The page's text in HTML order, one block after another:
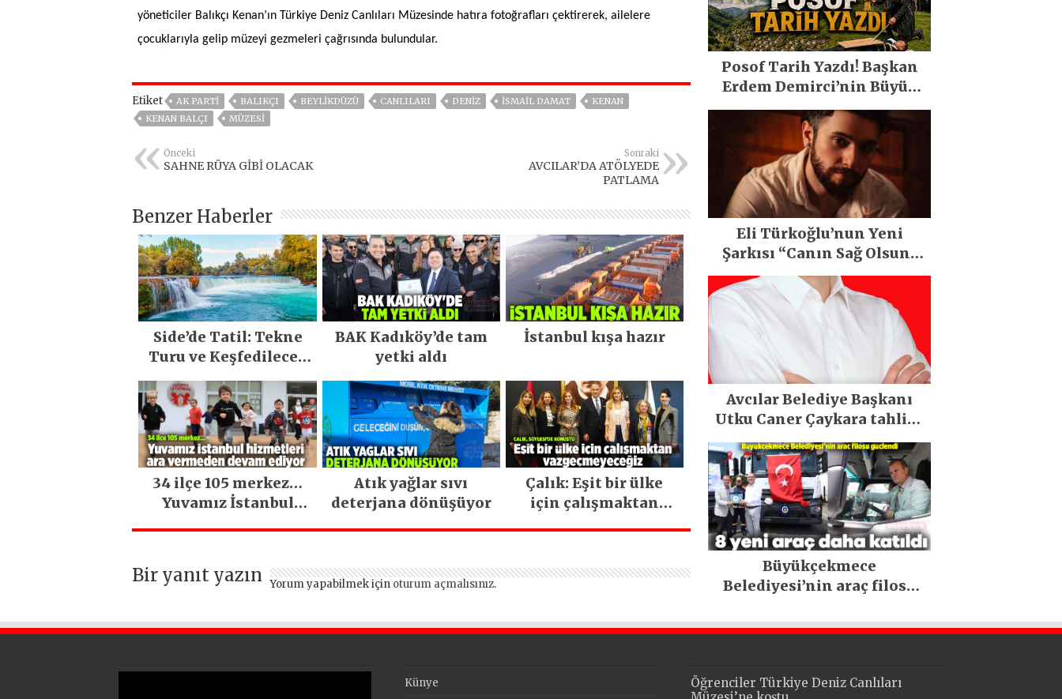
yöneticiler Balıkçı Kenan’ın Türkiye Deniz Canlıları Müzesinde hatıra fotoğrafları çektirerek, ailelere
çocuklarıyla gelip müzeyi gezmeleri çağrısında bulundular.
Etiket AK PARTİ BALIKÇI BEYLIKDÜZÜ CANLILARI DENİZ İSMAİL DAMAT
KENAN
KENAN BALÇI
MÜZESİ
Önceki
SAHNE RÜYA GİBİ OLACAK
Sonraki
AVCILAR’DA ATÖLYEDE
PATLAMA
Benzer Haberler
Side’de Tatil: Tekne
Turu ve Keşfedilecek
BAK Kadıköy’de tam
yetki aldı
İstanbul kışa hazır
34 ilçe 105 merkez…
Yuvamız İstanbul
Atık yağlar sıvı
deterjana dönüşüyor
Çalık: Eşit bir ülke
için çalışmaktan
Bir yanıt yazın Yorum yapabilmek için oturum açmalısınız.
Posof Tarih Yazdı! Başkan
Erdem Demirci’nin Büyük
Emeğiyle Son Yılların En
Büyük Festivali Gerçekleşti
Eli Türkoğlu’nun Yeni
Şarkısı “Canın Sağ Olsun”
Büyük İlgi Gördü!..
Avcılar Belediye Başkanı
Utku Caner Çaykara tahliye
edildi
Büyükçekmece
Belediyesi’nin araç filosu
Künye
Öğrenciler Türkiye Deniz Canlıları